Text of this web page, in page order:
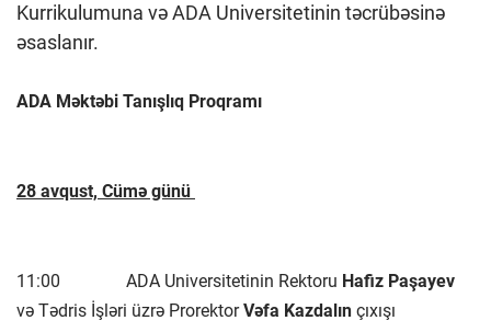
Kurrikulumuna və ADA Universitetinin təcrübəsinə
əsaslanır.
ADA Məktəbi Tanışlıq Proqramı
28 avqust, Cümə günü
11:00 ADA Universitetinin Rektoru Hafiz Paşayev
və Tədris İşləri üzrə ProrektorVəfa Kazdalın çıxışı